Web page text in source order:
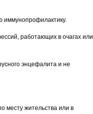
иммунопрофилактику.
работающих в очагах или
энцефалита и не
месту жительства или в